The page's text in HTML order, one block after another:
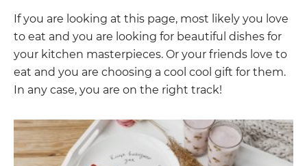
If you are looking at this page, most likely you love
to eat and you are looking for beautiful dishes for
your kitchen masterpieces. Or your friends love to
eat and you are choosing a cool cool gift for them.
In any case, you are on the right track!